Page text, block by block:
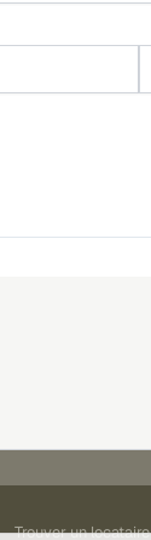
Trouver un locataire